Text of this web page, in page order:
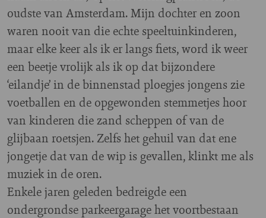
oudste van Amsterdam. Mijn dochter en zoon
waren nooit van die echte speeltuinkinderen,
maar elke keer als ik er langs fiets, word ik weer
een beetje vrolijk als ik op dat bijzondere
‘eilandje’ in de binnenstad ploegjes jongens zie
voetballen en de opgewonden stemmetjes hoor
van kinderen die zand scheppen of van de
glijbaan roetsjen. Zelfs het gehuil van dat ene
jongetje dat van de wip is gevallen, klinkt me als
muziek in de oren.
Enkele jaren geleden bedreigde een
ondergrondse parkeergarage het voortbestaan